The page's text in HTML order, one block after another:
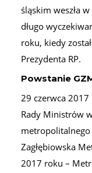
śląskim weszła
długo
roku, kiedy
Prezydenta RP.
Powstanie
29 czerwca 2017
Rady Ministrów
metropolitalnego
Zagłębiowska
2017 roku –